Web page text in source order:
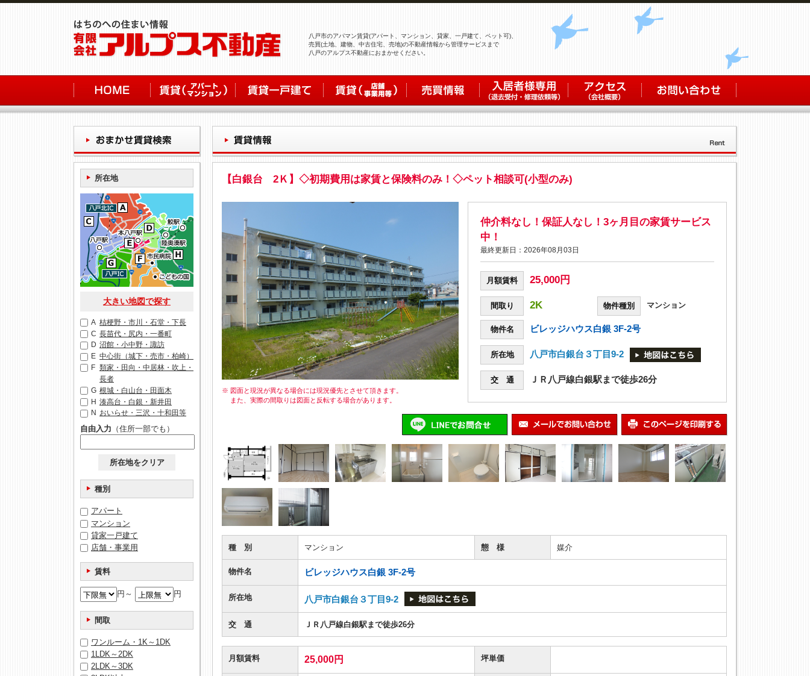
八戸市のアパマン賃貸(アパート、マンション、貸家、一戸建て、ペット可)、
売買(土地、建物、中古住宅、売地)の不動産情報から管理サービスまで
八戸のアルプス不動産におまかせください。
所在地
大きい地図で探す
A 桔梗野・市川・石堂・下長
C 長苗代・尻内・一番町
D 沼館・小中野・諏訪
E 中心街（城下・売市・柏崎）
F 類家・田向・中居林・吹上・
長者
G 根城・白山台・田面木
H 湊高台・白銀・新井田
N おいらせ・三沢・十和田等
自由入力 （住所一部でも）
所在地をクリア
種別
アパート
マンション
貸家一戸建て
店舗・事業用
賃料
円～ 円
間取
ワンルーム・1K～1DK
1LDK～2DK
2LDK～3DK
【白銀台 2Ｋ】◇初期費用は家賃と保険料のみ！◇ペット相談可(小型のみ)
※ 図面と現況が異なる場合には現況優先とさせて頂きます。
また、実際の間取りは図面と反転する場合があります。
仲介料なし！保証人なし！3ヶ月目の家賃サービス
中！
最終更新日：2026年08月03日
月額賃料 25,000円
間取り 2K 物件種別 マンション
物件名 ビレッジハウス白銀 3F-2号
所在地 八戸市白銀台３丁目9-2
交 通 ＪＲ八戸線白銀駅まで徒歩26分
種 別 マンション 態 様 媒介
物件名 ビレッジハウス白銀 3F-2号
所在地 八戸市白銀台３丁目9-2
交 通 ＪＲ八戸線白銀駅まで徒歩26分
月額賃料 25,000円 坪単価